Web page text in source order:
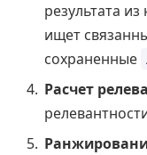
результата
ищет
сохраненные
Расчет